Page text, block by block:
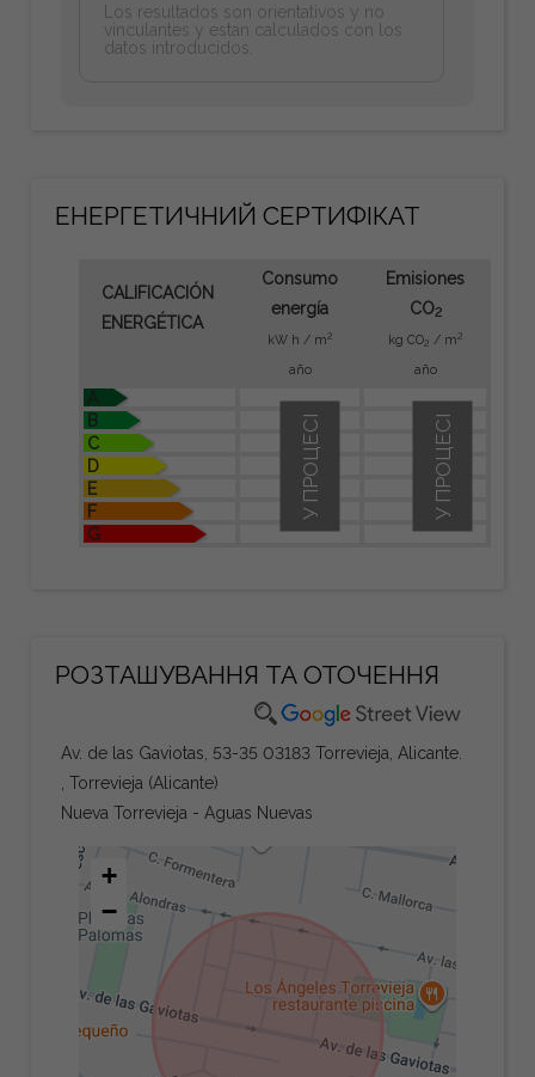
Los resultados son orientativos y no
vinculantes y estan calculados con los
datos introducidos.
ЕНЕРГЕТИЧНИЙ СЕРТИФІКАТ
CALIFICACIÓN
ENERGÉTICA
Consumo
energía
kW h / m2
año
Emisiones
CO2
kg CO2 / m2
año
A
B
C
D
E
F
G
У ПРОЦЕСІ
У ПРОЦЕСІ
РОЗТАШУВАННЯ ТА ОТОЧЕННЯ
Av. de las Gaviotas, 53-35 03183 Torrevieja, Alicante.
, Torrevieja (Alicante)
Nueva Torrevieja - Aguas Nuevas
+
−